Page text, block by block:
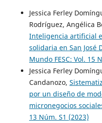
Jessica Ferley
Rodríguez, Angélica
Inteligencia artificial
solidaria en San José
Mundo FESC: Vol. 15
Jessica Ferley
Candanozo,
por un diseño de
micronegocios
13 Núm. S1 (2023)